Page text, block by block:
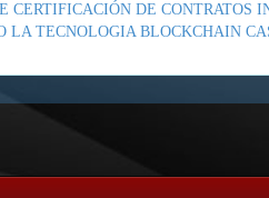
CERTIFICACIÓN DE CONTRATOS
LA TECNOLOGIA BLOCKCHAIN